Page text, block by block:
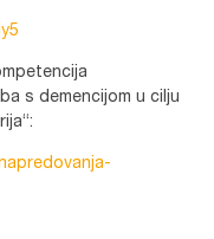
s demencijom u cilju